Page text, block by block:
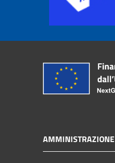
AMMINISTRAZIONE